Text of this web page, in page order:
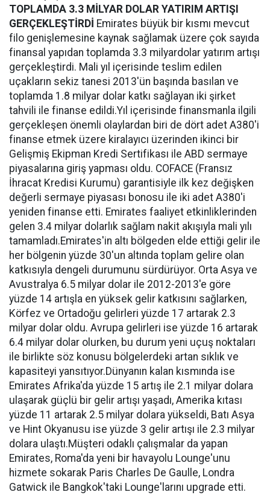
TOPLAMDA 3.3 MİLYAR DOLAR YATIRIM ARTIŞI
GERÇEKLEŞTİRDİ Emirates büyük bir kısmı mevcut
filo genişlemesine kaynak sağlamak üzere çok sayıda
finansal yapıdan toplamda 3.3 milyardolar yatırım artışı
gerçekleştirdi. Mali yıl içerisinde teslim edilen
uçakların sekiz tanesi 2013'ün başında basılan ve
toplamda 1.8 milyar dolar katkı sağlayan iki şirket
tahvili ile finanse edildi.Yıl içerisinde finansmanla ilgili
gerçekleşen önemli olaylardan biri de dört adet A380'i
finanse etmek üzere kiralayıcı üzerinden ikinci bir
Gelişmiş Ekipman Kredi Sertifikası ile ABD sermaye
piyasalarına giriş yapması oldu. COFACE (Fransız
İhracat Kredisi Kurumu) garantisiyle ilk kez değişken
değerli sermaye piyasası bonosu ile iki adet A380'i
yeniden finanse etti. Emirates faaliyet etkinliklerinden
gelen 3.4 milyar dolarlık sağlam nakit akışıyla mali yılı
tamamladı.Emirates'in altı bölgeden elde ettiği gelir ile
her bölgenin yüzde 30'un altında toplam gelire olan
katkısıyla dengeli durumunu sürdürüyor. Orta Asya ve
Avustralya 6.5 milyar dolar ile 2012-2013'e göre
yüzde 14 artışla en yüksek gelir katkısını sağlarken,
Körfez ve Ortadoğu gelirleri yüzde 17 artarak 2.3
milyar dolar oldu. Avrupa gelirleri ise yüzde 16 artarak
6.4 milyar dolar olurken, bu durum yeni uçuş noktaları
ile birlikte söz konusu bölgelerdeki artan sıklık ve
kapasiteyi yansıtıyor.Dünyanın kalan kısmında ise
Emirates Afrika'da yüzde 15 artış ile 2.1 milyar dolara
ulaşarak güçlü bir gelir artışı yaşadı, Amerika kıtası
yüzde 11 artarak 2.5 milyar dolara yükseldi, Batı Asya
ve Hint Okyanusu ise yüzde 3 gelir artışı ile 2.3 milyar
dolara ulaştı.Müşteri odaklı çalışmalar da yapan
Emirates, Roma'da yeni bir havayolu Lounge'unu
hizmete sokarak Paris Charles De Gaulle, Londra
Gatwick ile Bangkok'taki Lounge'larını upgrade etti.